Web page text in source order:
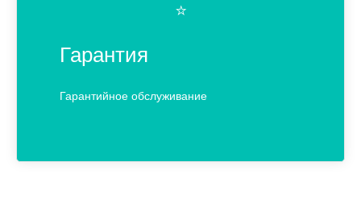
⭐️
Гарантия
Гарантийное обслуживание